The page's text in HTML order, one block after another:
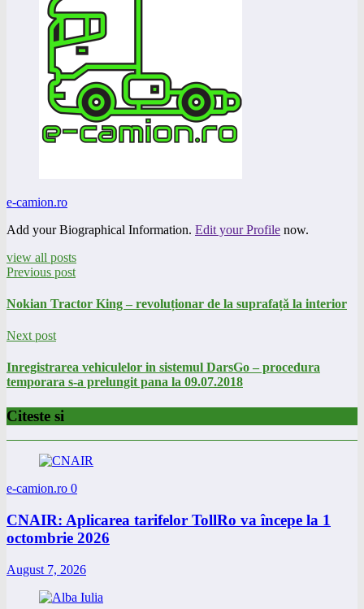
e-camion.ro
Add your Biographical Information. Edit your Profile now.
view all posts
Previous post
Nokian Tractor King – revoluționar de la suprafață la interior
Next post
Inregistrarea vehiculelor in sistemul DarsGo – procedura
temporara s-a prelungit pana la 09.07.2018
Citeste si
e-camion.ro 0
CNAIR: Aplicarea tarifelor TollRo va începe la 1
octombrie 2026
August 7, 2026